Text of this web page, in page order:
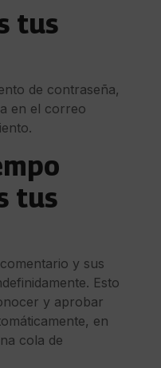
tus
de contraseña,
en el correo
tus
y sus
Esto
y aprobar
en
cola de